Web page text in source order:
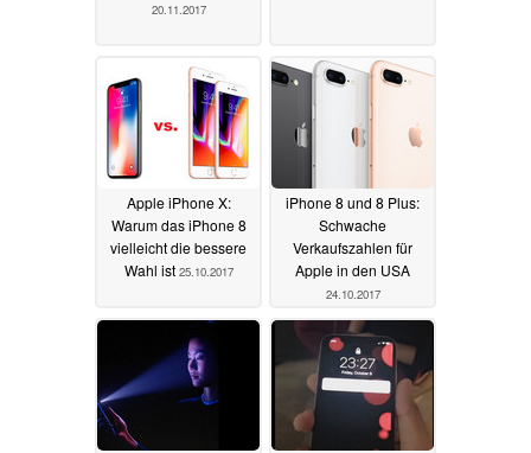
20.11.2017
Apple iPhone X:
Warum das iPhone 8
vielleicht die bessere
Wahl ist 25.10.2017
iPhone 8 und 8 Plus:
Schwache
Verkaufszahlen für
Apple in den USA
24.10.2017